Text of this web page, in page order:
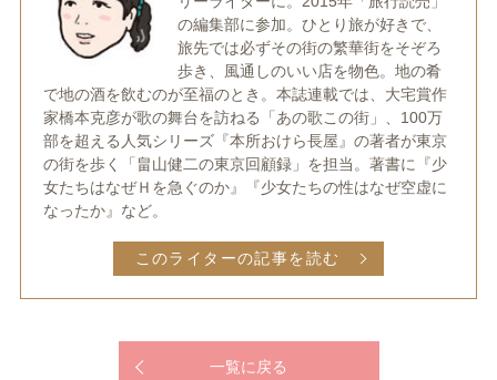
の編集部に参加。ひとり旅が好きで、
旅先では必ずその街の繁華街をそぞろ
歩き、風通しのいい店を物色。地の肴
で地の酒を飲むのが至福のとき。本誌連載では、大宅賞作
家橋本克彦が歌の舞台を訪ねる「あの歌この街」、100万
部を超える人気シリーズ『本所おけら長屋』の著者が東京
の街を歩く「畠山健二の東京回顧録」を担当。著書に『少
女たちはなぜＨを急ぐのか』『少女たちの性はなぜ空虚に
なったか』など。
このライターの記事を読む
一覧に戻る